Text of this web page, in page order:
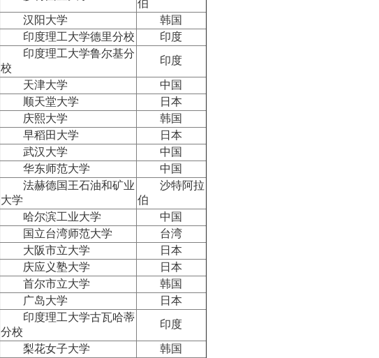
伯
汉阳大学
韩国
印度理工大学德里分校 印度
印度理工大学鲁尔基分
校
印度
天津大学
中国
顺天堂大学
日本
庆熙大学
韩国
早稻田大学
日本
武汉大学
中国
华东师范大学 中国
法赫德国王石油和矿业
大学
沙特阿拉
伯
哈尔滨工业大学
中国
国立台湾师范大学
台湾
大阪市立大学
日本
庆应义塾大学
日本
首尔市立大学
韩国
广岛大学 日本
印度理工大学古瓦哈蒂
分校
印度
梨花女子大学 韩国